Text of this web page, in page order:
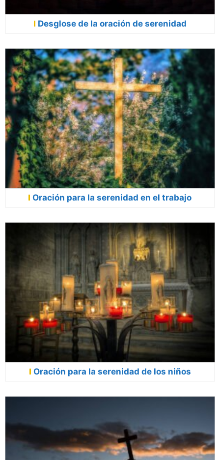
Desglose de la oración de serenidad
Oración para la serenidad en el trabajo
Oración para la serenidad de los niños